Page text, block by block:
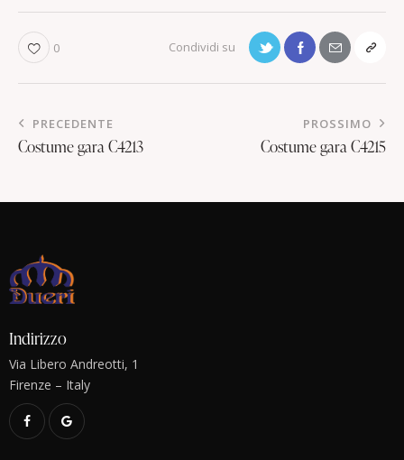
0
PRECEDENTE
Costume gara C4213
PROSSIMO
Costume gara C4215
Indirizzo
Via Libero Andreotti, 1
Firenze – Italy